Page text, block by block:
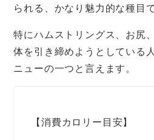
られる、かなり魅力的な種目で
特にハムストリングス、お尻
体を引き締めようとしている
ニューの一つと言えます。
【消費カロリー目安】